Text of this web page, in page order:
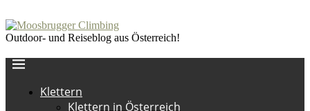
Outdoor- und Reiseblog aus Österreich!
Klettern
Klettern in Österreich